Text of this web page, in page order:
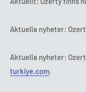
Ozerty håller dig säker
Fredag:
9:00 - 18:00
Tl: 010 884 87 30
E-post:
Aktuella nyheter:
Aktuella nyheter:
turkiye.com.